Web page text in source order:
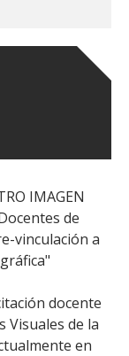
IMAGEN
de
vinculación a
docente
Visuales de la
en